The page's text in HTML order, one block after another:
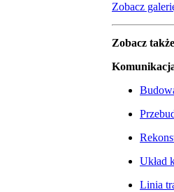
Zobacz
Zobacz
Układ
Linia